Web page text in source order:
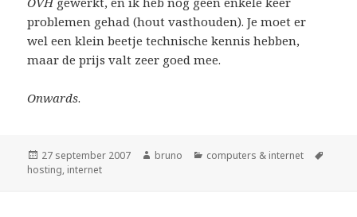
problemen gehad (hout vasthouden). Je moet er
wel een klein beetje technische kennis hebben,
maar de prijs valt zeer goed mee.
Onwards.
Geplaatst
op
27 september 2007 Auteur
bruno Categorieën
computers & internet
hosting, internet